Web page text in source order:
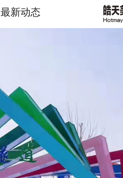
最新动态